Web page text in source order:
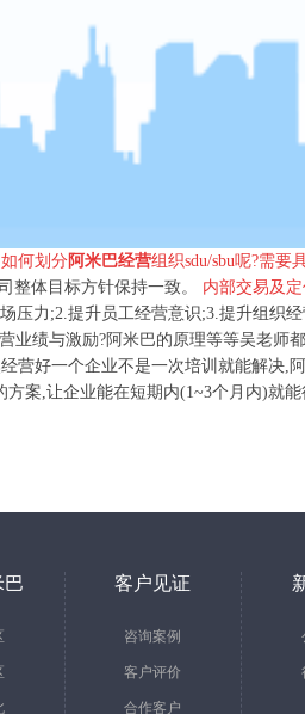
如何划分阿米巴经营组织sdu/sbu呢?需要
整体目标方针保持一致。
内部交易及
压力;2.提升员工经营意识;3.提升组织
业绩与激励?阿米巴的原理等等吴老师
营好一个企业不是一次培训就能解决,
案,让企业能在短期内(1~3个月内)就
巴 客户见证
咨询案例
客户评价
合作客户